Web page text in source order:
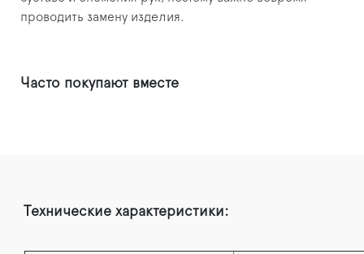
проводить замену изделия.
Часто покупают вместе
Технические характеристики: